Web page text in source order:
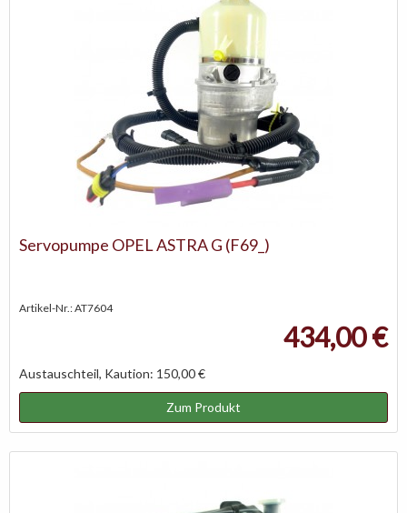
Servopumpe OPEL ASTRA G (F69_)
Artikel-Nr.: AT7604
434,00 €
Austauschteil, Kaution: 150,00 €
Zum Produkt